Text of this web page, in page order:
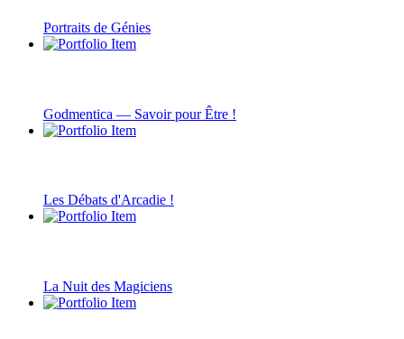
Portraits de Génies
Godmentica — Savoir pour Être !
Les Débats d'Arcadie !
La Nuit des Magiciens